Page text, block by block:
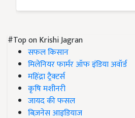
#Top on Krishi Jagran
सफल किसान
मिलेनियर फार्मर ऑफ इंडिया अवॉर्ड
महिंद्रा ट्रैक्टर्स
कृषि मशीनरी
जायद की फसल
बिज़नेस आइडियाज